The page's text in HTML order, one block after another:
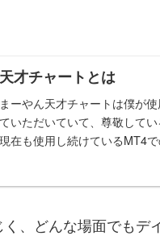
天才チャートとは
まーやん天才チャートは僕が
ていただいていて、尊敬して
現在も使用し続けているMT4
、どんな場面でも